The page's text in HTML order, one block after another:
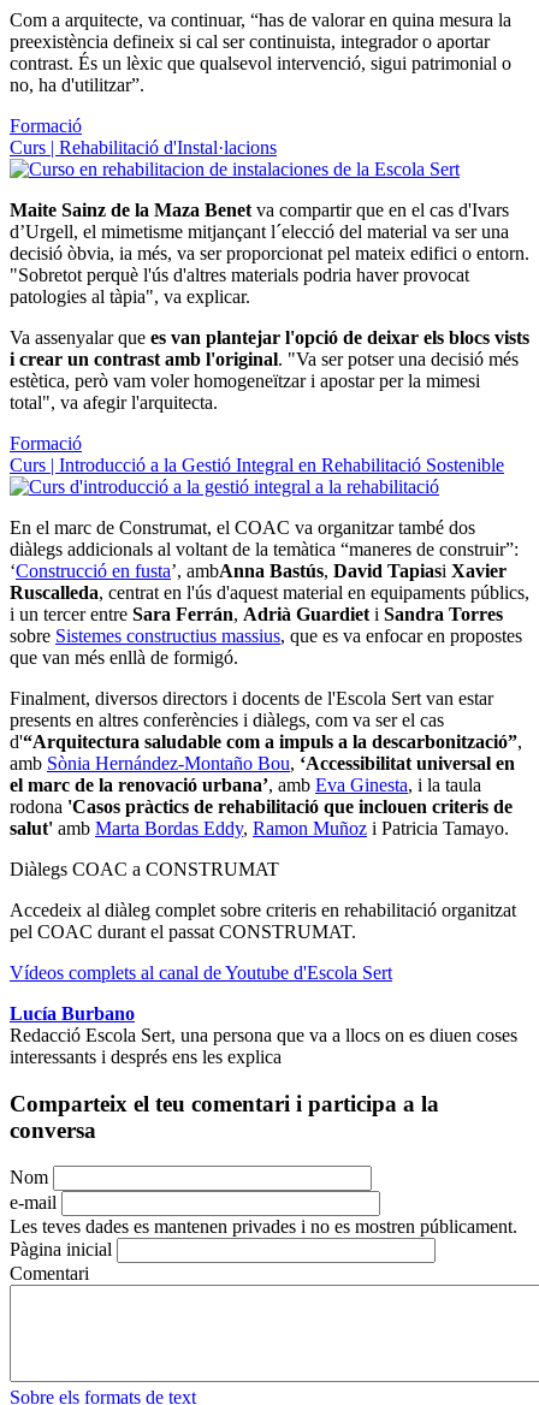
Com a arquitecte, va continuar, “has de valorar en quina mesura la
preexistència defineix si cal ser continuista, integrador o aportar
contrast. És un lèxic que qualsevol intervenció, sigui patrimonial o
no, ha d'utilitzar”.
Formació
Curs | Rehabilitació d'Instal·lacions
Maite Sainz de la Maza Benet va compartir que en el cas d'Ivars
d’Urgell, el mimetisme mitjançant l´elecció del material va ser una
decisió òbvia, ia més, va ser proporcionat pel mateix edifici o entorn.
"Sobretot perquè l'ús d'altres materials podria haver provocat
patologies al tàpia", va explicar.
Va assenyalar que es van plantejar l'opció de deixar els blocs vists
i crear un contrast amb l'original. "Va ser potser una decisió més
estètica, però vam voler homogeneïtzar i apostar per la mimesi
total", va afegir l'arquitecta.
Formació
Curs | Introducció a la Gestió Integral en Rehabilitació Sostenible
En el marc de Construmat, el COAC va organitzar també dos
diàlegs addicionals al voltant de la temàtica “maneres de construir”:
‘Construcció en fusta’, ambAnna Bastús, David Tapiasi Xavier
Ruscalleda, centrat en l'ús d'aquest material en equipaments públics,
i un tercer entre Sara Ferrán, Adrià Guardiet i Sandra Torres
sobre Sistemes constructius massius, que es va enfocar en propostes
que van més enllà de formigó.
Finalment, diversos directors i docents de l'Escola Sert van estar
presents en altres conferències i diàlegs, com va ser el cas
d'“Arquitectura saludable com a impuls a la descarbonització”,
amb Sònia Hernández-Montaño Bou, ‘Accessibilitat universal en
el marc de la renovació urbana’, amb Eva Ginesta, i la taula
rodona 'Casos pràctics de rehabilitació que inclouen criteris de
salut' amb Marta Bordas Eddy, Ramon Muñoz i Patricia Tamayo.
Diàlegs COAC a CONSTRUMAT
Accedeix al diàleg complet sobre criteris en rehabilitació organitzat
pel COAC durant el passat CONSTRUMAT.
Vídeos complets al canal de Youtube d'Escola Sert
Lucía Burbano
Redacció Escola Sert, una persona que va a llocs on es diuen coses
interessants i després ens les explica
Comparteix el teu comentari i participa a la
conversa
Nom
e-mail
Les teves dades es mantenen privades i no es mostren públicament.
Pàgina inicial
Comentari
Sobre els formats de text